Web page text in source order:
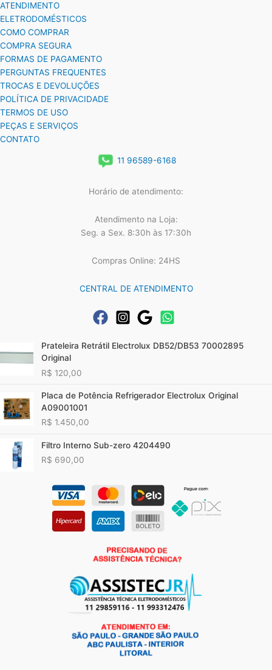
ATENDIMENTO
ELETRODOMÉSTICOS
COMO COMPRAR
COMPRA SEGURA
FORMAS DE PAGAMENTO
PERGUNTAS FREQUENTES
TROCAS E DEVOLUÇÕES
POLÍTICA DE PRIVACIDADE
TERMOS DE USO
PEÇAS E SERVIÇOS
CONTATO
11 96589-6168
Horário de atendimento:
Atendimento na Loja:
Seg. a Sex. 8:30h às 17:30h
Compras Online: 24HS
CENTRAL DE ATENDIMENTO
Prateleira Retrátil Electrolux DB52/DB53 70002895
Original
R$ 120,00
Placa de Potência Refrigerador Electrolux Original
A09001001
R$ 1.450,00
Filtro Interno Sub-zero 4204490
R$ 690,00